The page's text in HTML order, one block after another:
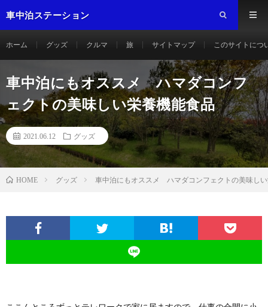
車中泊ステーション
ホーム グッズ クルマ 旅 サイトマップ このサイトにつ
車中泊にもオススメ ハマダコンフ
ェクトの美味しい栄養機能食品
2021.06.12 グッズ
HOME グッズ 車中泊にもオススメ ハマダコンフェクトの美味し